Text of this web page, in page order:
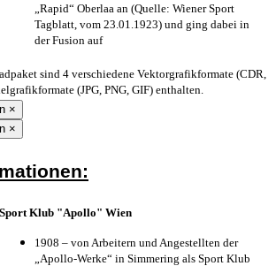
„Rapid“ Oberlaa an (Quelle: Wiener Sport
Tagblatt, vom 23.01.1923) und ging dabei in
der Fusion auf
sind 4 verschiedene Vektorgrafikformate (CDR,
(JPG, PNG, GIF) enthalten.
×
×
Sport Klub "Apollo" Wien
1908 – von Arbeitern und Angestellten der
„Apollo-Werke“ in Simmering als Sport Klub